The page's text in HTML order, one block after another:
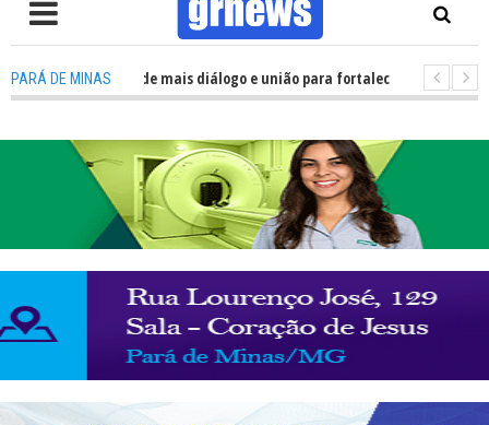
PARÁ DE MINAS
Política precisa de mais diálogo e união para fortalecer Minas e Pará de